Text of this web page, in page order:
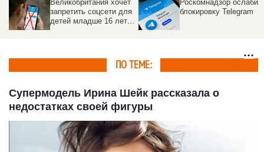
Великобритания хочет
запретить соцсети для
детей младше 16 лет в
Роскомнадзор ослабил
блокировку Telegram
ПО ТЕМЕ:
Супермодель Ирина Шейк рассказала о
недостатках своей фигуры